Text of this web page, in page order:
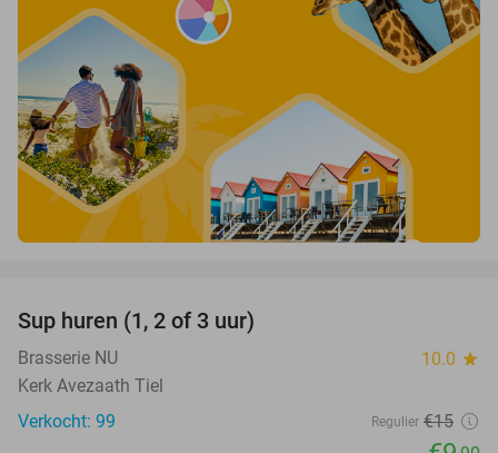
Sup huren (1, 2 of 3 uur)
Brasserie NU 10.0 star
Kerk Avezaath Tiel
Verkocht: 99
Regulier €15